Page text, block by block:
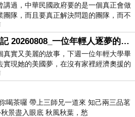
講過，中華民國政府要的是一個真正會做
團隊，而且要真正解決問題的團隊，而不
處甩鍋的雙標團隊，最近民進黨
小朱週記 20260808_一位年輕人逐夢的真實故事
真實又美麗的故事，下週一位年輕大學畢
實現她的美國夢，在沒有家裡經濟奧援的
靠著自我努力工作累積出國基
喝茶囉 帶上三師兄一道來 知己兩三品茗
景盡入眼底 秋風秋葉，愁